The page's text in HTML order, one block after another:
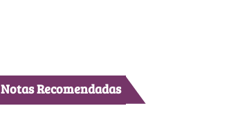
Notas Recomendadas